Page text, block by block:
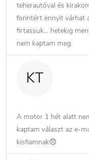
teherautóval és
forintért ennyit várhat
firtassuk… hetekig
nem kaptam meg.
KT
A motor 1 hét alatt
kaptam választ az e-
kisfiamnak😞